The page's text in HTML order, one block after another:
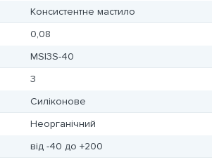
Консистентне мастило
0,08
MSI3S-40
3
Силіконове
Неорганічний
від -40 до +200